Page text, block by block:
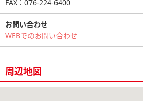
FAX：076-224-6400
お問い合わせ
WEBでのお問い合わせ
周辺地図